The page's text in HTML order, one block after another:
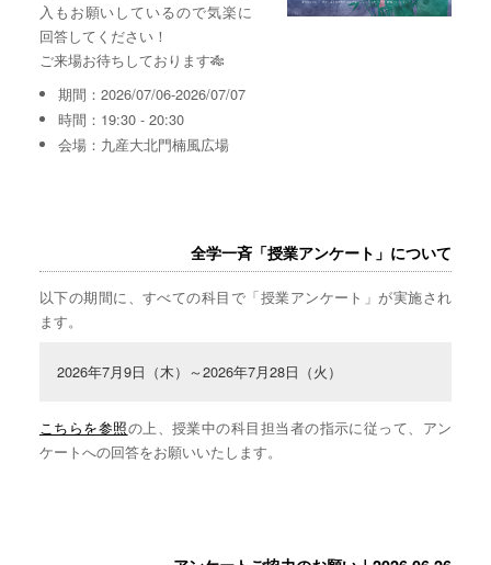
入もお願いしているので気楽に
回答してください！
ご来場お待ちしております🎋
期間：2026/07/06-2026/07/07
時間：19:30 - 20:30
会場：九産大北門楠風広場
全学一斉「授業アンケート」について
以下の期間に、すべての科目で「授業アンケート」が実施され
ます。
2026年7月9日（木）～2026年7月28日（火）
こちらを参照の上、授業中の科目担当者の指示に従って、アン
ケートへの回答をお願いいたします。